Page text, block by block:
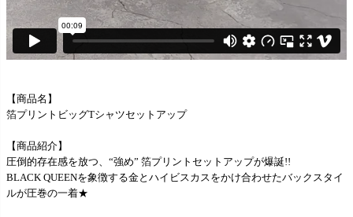
【商品名】
箔プリントビッグTシャツセットアップ
【商品紹介】
圧倒的存在感を放つ、“強め” 箔プリントセットアップが爆誕!!
BLACK QUEENを象徴する金とハイビスカスをかけ合わせたバックスタイ
ルが圧巻の一着★